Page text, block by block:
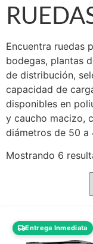
Encuentra ruedas
bodegas, plantas
de distribución,
capacidad de
disponibles en
y caucho macizo,
diámetros de 50 a
Mostrando 6
Entrega Inmediata